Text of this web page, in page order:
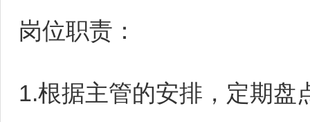
岗位职责：
1.根据主管的安排，定期盘